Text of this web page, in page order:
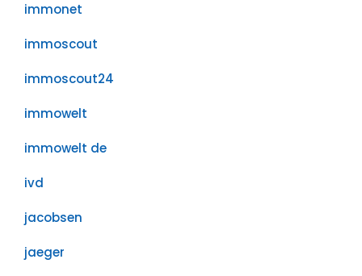
immonet
immoscout
immoscout24
immowelt
immowelt de
ivd
jacobsen
jaeger